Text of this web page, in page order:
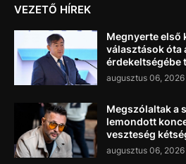
VEZETŐ HÍREK
Megnyerte első
választások óta
érdekeltségébe
augusztus 06, 2026
Megszólaltak a
lemondott
veszteség
augusztus 06, 2026